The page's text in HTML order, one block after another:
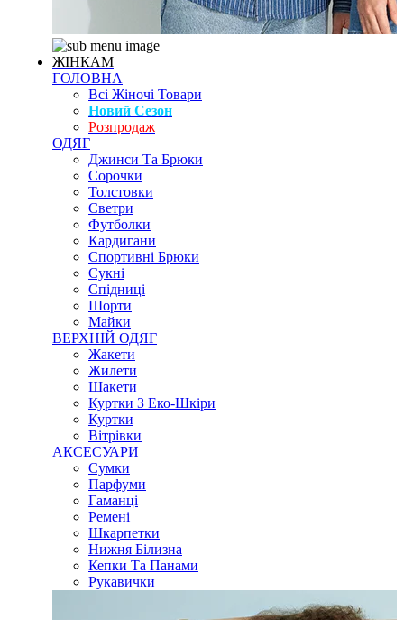
ЖІНКАМ
ГОЛОВНА
Всі Жіночі Товари
Новий Сезон
Розпродаж
ОДЯГ
Джинси Та Брюки
Сорочки
Толстовки
Светри
Футболки
Кардигани
Спортивні Брюки
Сукні
Спідниці
Шорти
Майки
ВЕРХНІЙ ОДЯГ
Жакети
Жилети
Шакети
Куртки З Еко-Шкіри
Куртки
Вітрівки
АКСЕСУАРИ
Сумки
Парфуми
Гаманці
Ремені
Шкарпетки
Нижня Білизна
Кепки Та Панами
Рукавички